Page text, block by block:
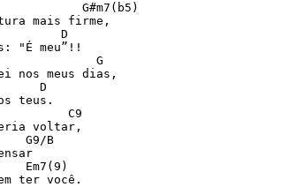
G#m7(b5)
mais firme,
D
"É meu”!!
G
nos meus dias,
D
teus.
C9
voltar,
G9/B
Em7(9)
ter você.